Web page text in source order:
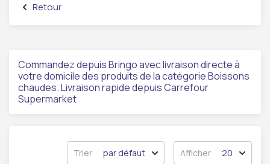
Retour
Commandez depuis Bringo avec livraison directe à
votre domicile des produits de la catégorie Boissons
chaudes. Livraison rapide depuis Carrefour
Supermarket
Afficher 20
Trier par défaut